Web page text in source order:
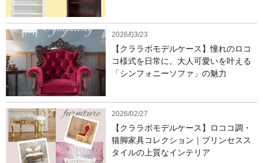
2026/03/23
【クララボモデルケース】憧れのロコ
コ様式を日常に。大人可愛いを叶える
「シンフォニーソファ」の魅力
2026/02/27
【クララボモデルケース】ロココ調・
猫脚家具コレクション｜プリンセスス
タイルの上質なインテリア